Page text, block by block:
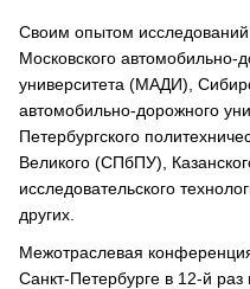
Своим опытом
Московского автомобильно-
университета (МАДИ),
автомобильно-дорожного
Петербургского
Великого (СПбПУ),
исследовательского
других.
Межотраслевая
Санкт-Петербурге в 12-й